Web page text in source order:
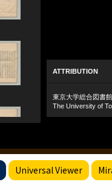
Universal Viewer